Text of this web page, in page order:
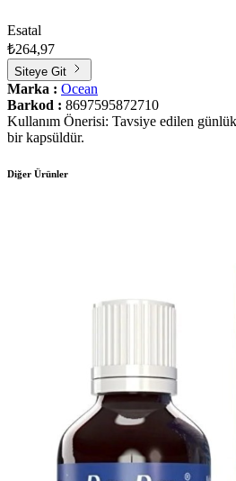
Esatal
₺264,97
Siteye Git
Marka : Ocean
Barkod : 8697595872710
Kullanım Önerisi: Tavsiye edilen
bir kapsüldür.
Diğer Ürünler